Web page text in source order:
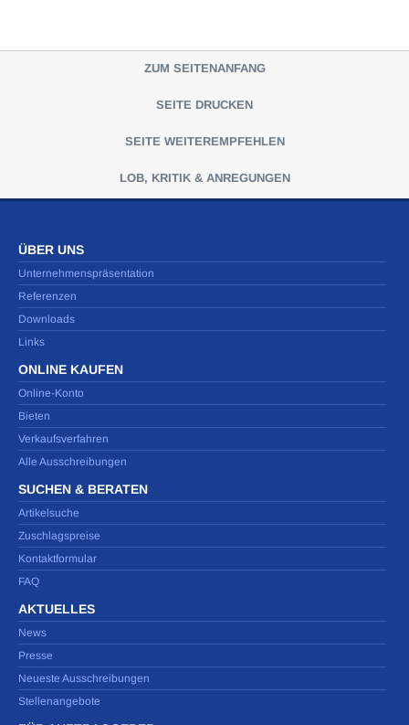
ZUM SEITENANFANG
SEITE DRUCKEN
SEITE WEITEREMPFEHLEN
LOB, KRITIK & ANREGUNGEN
ÜBER UNS
Unternehmenspräsentation
Referenzen
Downloads
Links
ONLINE KAUFEN
Online-Konto
Bieten
Verkaufsverfahren
Alle Ausschreibungen
SUCHEN & BERATEN
Artikelsuche
Zuschlagspreise
Kontaktformular
FAQ
AKTUELLES
News
Presse
Neueste Ausschreibungen
Stellenangebote